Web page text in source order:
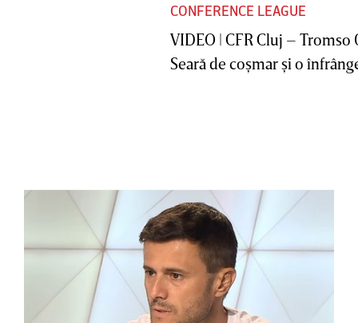
CONFERENCE LEAGUE
VIDEO | CFR Cluj – Tromso
Seară de coşmar şi o